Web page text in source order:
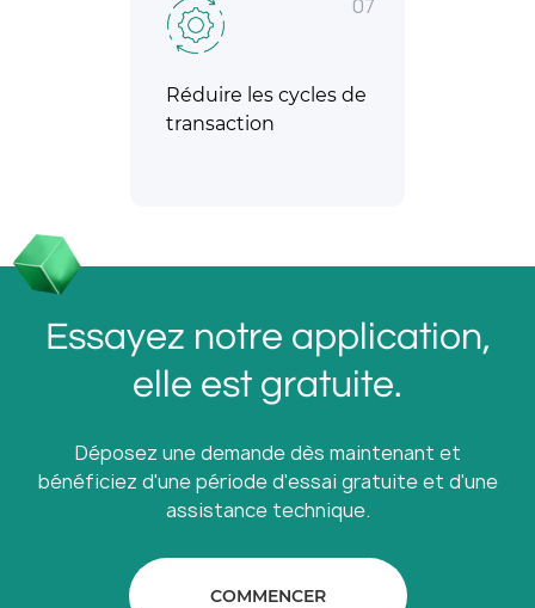
07
Réduire les cycles de
transaction
Essayez notre application,
elle est gratuite.
Déposez une demande dès maintenant et
bénéficiez d'une période d'essai gratuite et d'une
assistance technique.
COMMENCER